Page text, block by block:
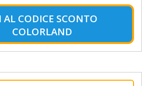
AL CODICE SCONTO
COLORLAND